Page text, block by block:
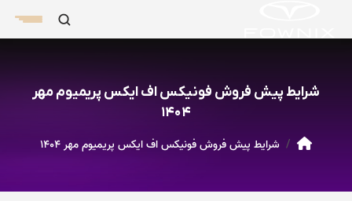
شرایط پیش فروش فونیکس اف ایکس پریمیوم مهر
۱۴۰۴
شرایط پیش فروش فونیکس اف ایکس پریمیوم مهر ۱۴۰۴